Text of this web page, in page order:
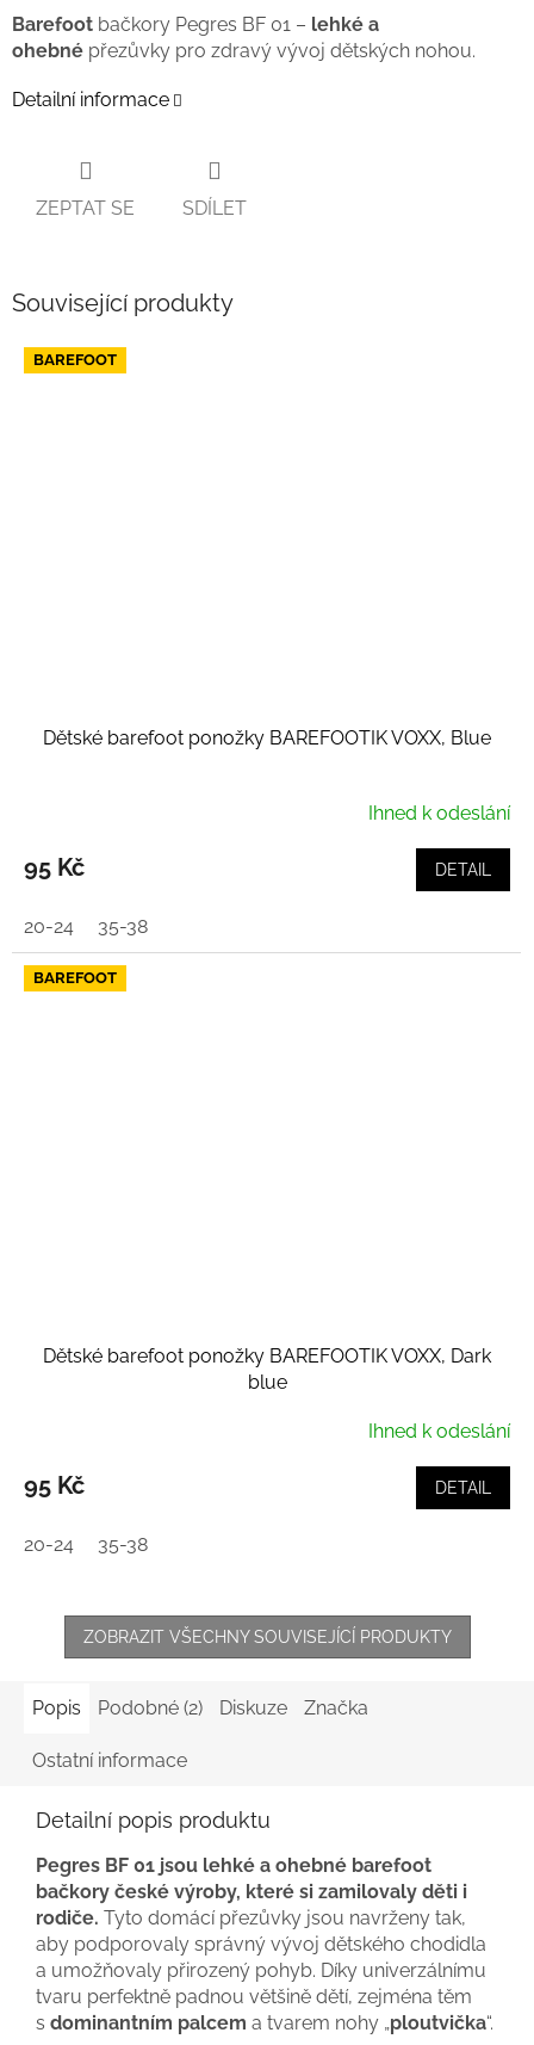
Barefoot bačkory Pegres BF 01 – lehké a
ohebné přezůvky pro zdravý vývoj dětských nohou.
Detailní informace
ZEPTAT SE SDÍLET
Související produkty
BAREFOOT
Dětské barefoot ponožky BAREFOOTIK VOXX, Blue
Ihned k odeslání
95 Kč DETAIL
20-24 35-38
BAREFOOT
Dětské barefoot ponožky BAREFOOTIK VOXX, Dark
blue
Ihned k odeslání
95 Kč DETAIL
20-24 35-38
ZOBRAZIT VŠECHNY SOUVISEJÍCÍ PRODUKTY
Popis Podobné (2) Diskuze Značka
Ostatní informace
Detailní popis produktu
Pegres BF 01 jsou lehké a ohebné barefoot
bačkory české výroby, které si zamilovaly děti i
rodiče. Tyto domácí přezůvky jsou navrženy tak,
aby podporovaly správný vývoj dětského chodidla
a umožňovaly přirozený pohyb. Díky univerzálnímu
tvaru perfektně padnou většině dětí, zejména těm
s dominantním palcem a tvarem nohy „ploutvička“.